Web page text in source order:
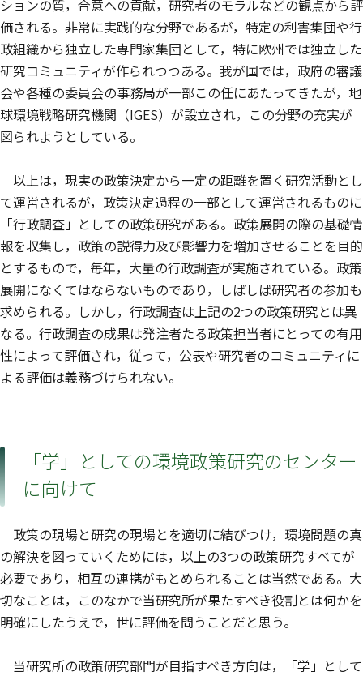
ションの質，合意への貢献，研究者のモラルなどの観点から評
価される。非常に実践的な分野であるが，特定の利害集団や行
政組織から独立した専門家集団として，特に欧州では独立した
研究コミュニティが作られつつある。我が国では，政府の審議
会や各種の委員会の事務局が一部この任にあたってきたが，地
球環境戦略研究機関（IGES）が設立され，この分野の充実が
図られようとしている。
以上は，現実の政策決定から一定の距離を置く研究活動とし
て運営されるが，政策決定過程の一部として運営されるものに
「行政調査」としての政策研究がある。政策展開の際の基礎情
報を収集し，政策の説得力及び影響力を増加させることを目的
とするもので，毎年，大量の行政調査が実施されている。政策
展開になくてはならないものであり，しばしば研究者の参加も
求められる。しかし，行政調査は上記の2つの政策研究とは異
なる。行政調査の成果は発注者たる政策担当者にとっての有用
性によって評価され，従って，公表や研究者のコミュニティに
よる評価は義務づけられない。
「学」としての環境政策研究のセンター
に向けて
政策の現場と研究の現場とを適切に結びつけ，環境問題の真
の解決を図っていくためには，以上の3つの政策研究すべてが
必要であり，相互の連携がもとめられることは当然である。大
切なことは，このなかで当研究所が果たすべき役割とは何かを
明確にしたうえで，世に評価を問うことだと思う。
当研究所の政策研究部門が目指すべき方向は，「学」として